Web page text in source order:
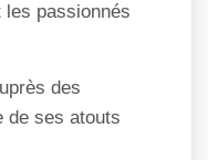
passionnés
des
de ses atouts